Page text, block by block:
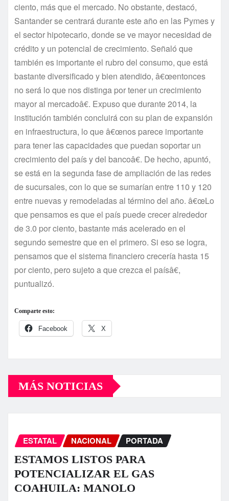
ciento, más que el mercado. No obstante, destacó,
Santander se centrará durante este año en las Pymes y
el sector hipotecario, donde se ve mayor necesidad de
crédito y un potencial de crecimiento. Señaló que
también es importante el rubro del consumo, que está
bastante diversificado y bien atendido, â€œentonces
no será lo que nos distinga por tener un crecimiento
mayor al mercadoâ€. Expuso que durante 2014, la
institución también concluirá con su plan de expansión
en infraestructura, lo que â€œnos parece importante
para tener las capacidades que puedan soportar un
crecimiento del paí­s y del bancoâ€. De hecho, apuntó,
se está en la segunda fase de ampliación de las redes
de sucursales, con lo que se sumarí­an entre 110 y 120
entre nuevas y remodeladas al término del año. â€œLo
que pensamos es que el paí­s puede crecer alrededor
de 3.0 por ciento, bastante más acelerado en el
segundo semestre que en el primero. Si eso se logra,
pensamos que el sistema financiero crecerí­a hasta 15
por ciento, pero sujeto a que crezca el paí­sâ€,
puntualizó.
Comparte esto:
Facebook X
MÁS NOTICIAS
ESTATAL NACIONAL PORTADA
ESTAMOS LISTOS PARA
POTENCIALIZAR EL GAS
COAHUILA: MANOLO